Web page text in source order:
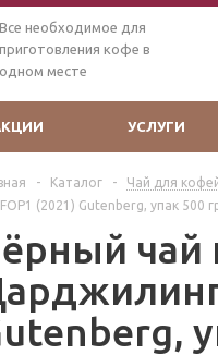
Все необходимое для
приготовления кофе в
одном месте
УСЛУГИ
- Каталог - Чай для
(2021) Gutenberg, упак 500
чай